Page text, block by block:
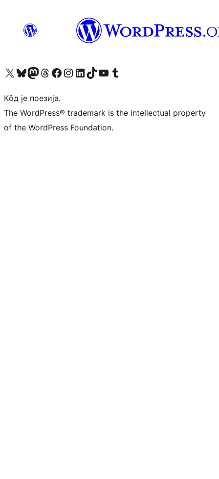
Visit our X (formerly Twitter) account
Посетите наш Bluesky налог
Visit our Mastodon account
Посетите наш налог на Threads-у Visit our Facebook page
Посетите наш Инстаграм налог
Visit our LinkedIn account
Посетите наш TikTok налог
Visit our YouTube channel
Посетите наш Tumblr налог
Кôд је поезија.
The WordPress® trademark is the intellectual property
of the WordPress Foundation.